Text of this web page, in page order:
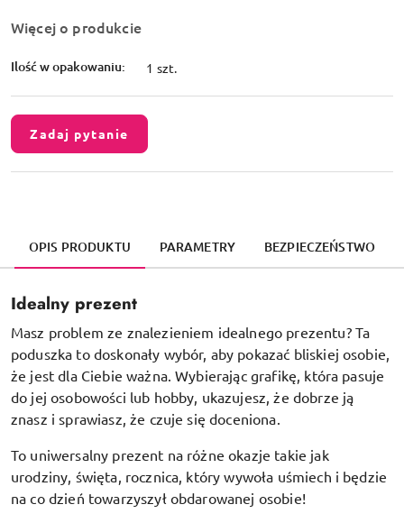
Więcej o produkcie
Ilość w opakowaniu: 1 szt.
Zadaj pytanie
OPIS PRODUKTU PARAMETRY BEZPIECZEŃSTWO
Idealny prezent
Masz problem ze znalezieniem idealnego prezentu? Ta
poduszka to doskonały wybór, aby pokazać bliskiej osobie,
że jest dla Ciebie ważna. Wybierając grafikę, która pasuje
do jej osobowości lub hobby, ukazujesz, że dobrze ją
znasz i sprawiasz, że czuje się doceniona.
To uniwersalny prezent na różne okazje takie jak
urodziny, święta, rocznica, który wywoła uśmiech i będzie
na co dzień towarzyszył obdarowanej osobie!